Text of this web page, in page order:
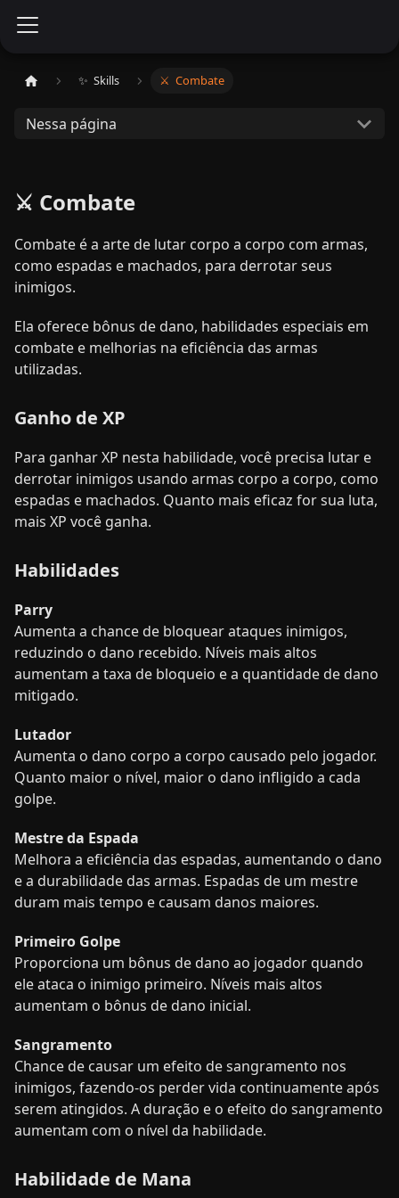
✨ ​ Skills ⚔️ ​ Combate
Nessa página
⚔️ Combate
Combate é a arte de lutar corpo a corpo com armas,
como espadas e machados, para derrotar seus
inimigos.
Ela oferece bônus de dano, habilidades especiais em
combate e melhorias na eficiência das armas
utilizadas.
Ganho de XP
Para ganhar XP nesta habilidade, você precisa lutar e
derrotar inimigos usando armas corpo a corpo, como
espadas e machados. Quanto mais eficaz for sua luta,
mais XP você ganha.
Habilidades
Parry
Aumenta a chance de bloquear ataques inimigos,
reduzindo o dano recebido. Níveis mais altos
aumentam a taxa de bloqueio e a quantidade de dano
mitigado.
Lutador
Aumenta o dano corpo a corpo causado pelo jogador.
Quanto maior o nível, maior o dano infligido a cada
golpe.
Mestre da Espada
Melhora a eficiência das espadas, aumentando o dano
e a durabilidade das armas. Espadas de um mestre
duram mais tempo e causam danos maiores.
Primeiro Golpe
Proporciona um bônus de dano ao jogador quando
ele ataca o inimigo primeiro. Níveis mais altos
aumentam o bônus de dano inicial.
Sangramento
Chance de causar um efeito de sangramento nos
inimigos, fazendo-os perder vida continuamente após
serem atingidos. A duração e o efeito do sangramento
aumentam com o nível da habilidade.
Habilidade de Mana